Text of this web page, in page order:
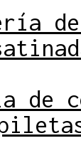
de
de